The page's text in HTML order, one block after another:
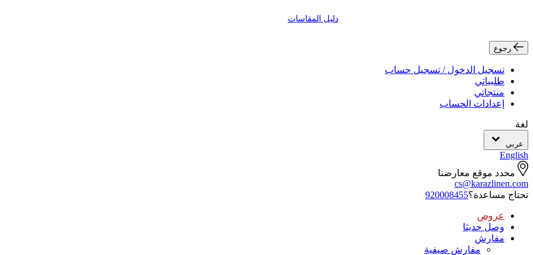
دليل المقاسات
رجوع
تسجيل الدخول / تسجيل حساب
طلبياتي
منتجاتي
إعدادات الحساب
لغة
عربي
English
محدد موقع معارضنا
cs@karazlinen.com
تحتاج مساعدة؟920008455
عروض
وصل حديثا
مفارش
مفارش صيفية